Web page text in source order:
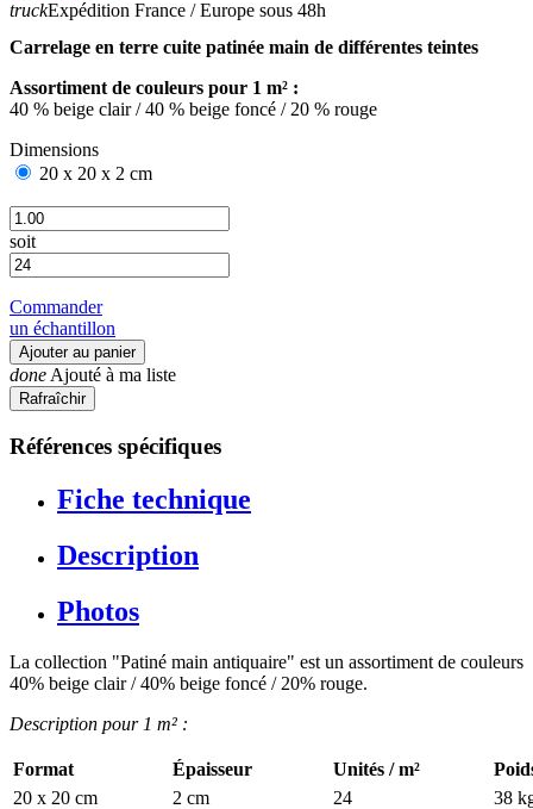
truckExpédition France / Europe sous 48h
Carrelage en terre cuite patinée main de différentes teintes
Assortiment de couleurs pour 1 m² :
40 % beige clair / 40 % beige foncé / 20 % rouge
Dimensions
20 x 20 x 2 cm
soit
Commander
un échantillon
Ajouter au panier
done Ajouté à ma liste
Références spécifiques
Fiche technique
Description
Photos
La collection "Patiné main antiquaire" est un assortiment de couleurs
40% beige clair / 40% beige foncé / 20% rouge.
Description pour 1 m² :
Format Épaisseur Unités / m²
20 x 20 cm
2 cm 24 38